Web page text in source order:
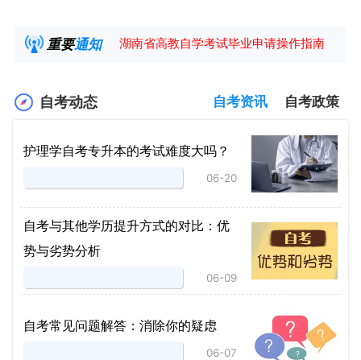
重要通知
湖南省高教自学考试毕业申请操作指南
自考动态 自考资讯 自考政策
护理学自考专升本的考试难度大吗？
06-20
自考与其他学历提升方式的对比：优
势与劣势分析
06-09
自考常见问题解答：消除你的疑虑
06-07